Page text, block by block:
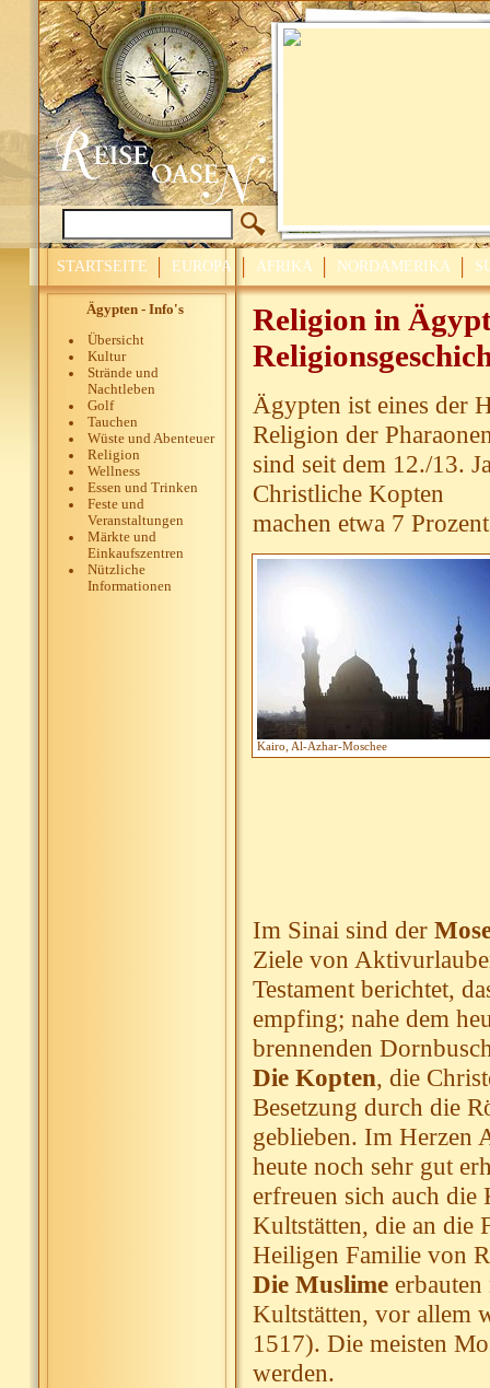
STARTSEITE EUROPA AFRIKA NORDAMERIKA
Ägypten - Info's
Übersicht
Kultur
Strände und
Nachtleben
Golf
Tauchen
Wüste und Abenteuer
Religion
Wellness
Essen und Trinken
Feste und
Veranstaltungen
Märkte und
Einkaufszentren
Nützliche
Informationen
Religion in
Ägypten ist eines der
Religion der
sind seit dem 12./13.
Christliche Kopten
machen etwa 7
Kairo, Al-Azhar-Moschee
Im Sinai sind der
Ziele von
Testament berichtet,
empfing; nahe dem
brennenden
Die Kopten, die
Besetzung durch die
geblieben. Im Herzen
heute noch sehr gut
erfreuen sich auch
Kultstätten, die an die
Heiligen Familie von
Die Muslimeerbauten
Kultstätten, vor allem
1517). Die meisten
werden.